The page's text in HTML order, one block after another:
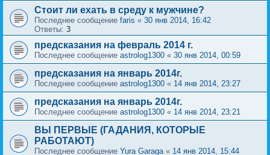
Стоит ли ехать в среду к мужчине?
Последнее сообщение faris « 30 янв 2014, 16:42
Ответы: 3
предсказания на февраль 2014 г.
Последнее сообщение astrolog1300 « 30 янв 2014, 00:59
предсказания на январь 2014г.
Последнее сообщение astrolog1300 « 14 янв 2014, 23:27
предсказания на январь 2014г.
Последнее сообщение astrolog1300 « 14 янв 2014, 23:21
ВЫ ПЕРВЫЕ (ГАДАНИЯ, КОТОРЫЕ
РАБОТАЮТ)
Последнее сообщение Yura Garaga« 14 янв 2014, 15:44